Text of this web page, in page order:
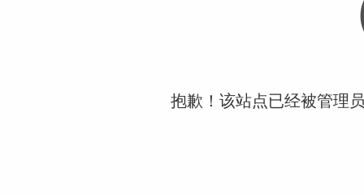
抱歉！该站点已经被管理